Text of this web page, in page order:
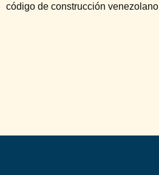
código de construcción